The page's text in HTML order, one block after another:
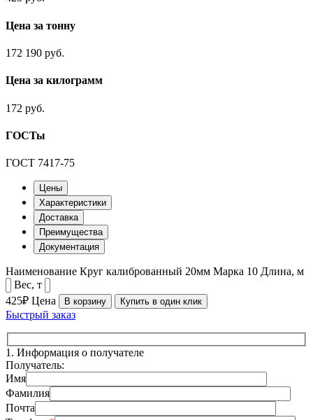
Цена за тонну
172 190 руб.
Цена за килограмм
172 руб.
ГОСТы
ГОСТ 7417-75
Цены
Характеристики
Доставка
Преимущества
Документация
Наименование Круг калиброванный 20мм Марка 10 Длина, м
Вес, т
425₽ Цена В корзину Купить в один клик
Быстрый заказ
1. Информация о получателе
Получатель:
Имя
Фамилия
Почта